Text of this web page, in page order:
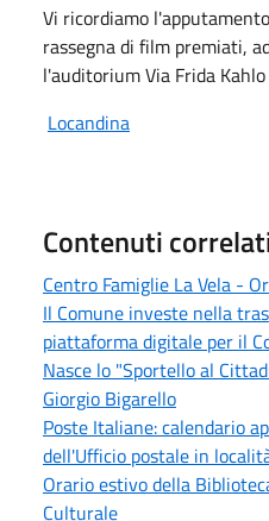
Vi ricordiamo
rassegna di film premiati,
l'auditorium Via Frida
Locandina
Contenuti
Centro Famiglie La Vela -
Il Comune investe nella
piattaforma digitale per il
Nasce lo "Sportello al
Giorgio Bigarello
Poste Italiane: calendario
dell'Ufficio postale in
Orario estivo della
Culturale